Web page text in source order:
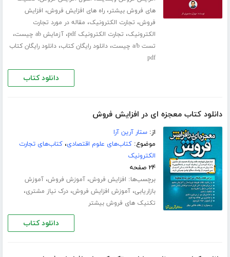
های فروش بیشتر،راه های افزایش فروش، افزایش
فروش، تجارت الکترونیک، مقاله در مورد تجارت
الکترونیک، تجارت الکترونیک pdf ،آزمایش ab چیست ،
تست a/b چیست ،دانلود رایگان کتاب،دانلود رایگان کتاب
pdf
دانلود کتاب
دانلود کتاب معجزه ای در افزایش فروش
از:ستار آرین آرا
موضوع:کتاب‌های علوم اقتصادی،کتاب‌های تجارت
الکترونیک
۲۴ صفحه
برچسب‌ها: افزایش فروش،آموزش فروش،آموزش
بازاریابی،آموزش افزایش فروش،درک نیاز مشتری،
تکنیک های فروش بیشتر
دانلود کتاب